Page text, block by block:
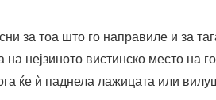
за тоа што го направиле и за
на нејзиното вистинско место на
ќе ѝ паднела лажицата или